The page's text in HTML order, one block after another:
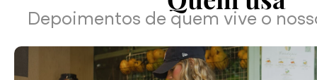
Depoimentos de quem vive o